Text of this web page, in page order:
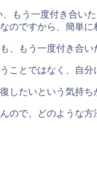
もう一度付き合い
のですから、簡単に
、もう一度付き合
ことではなく、自
したいという気持
ので、どのような方